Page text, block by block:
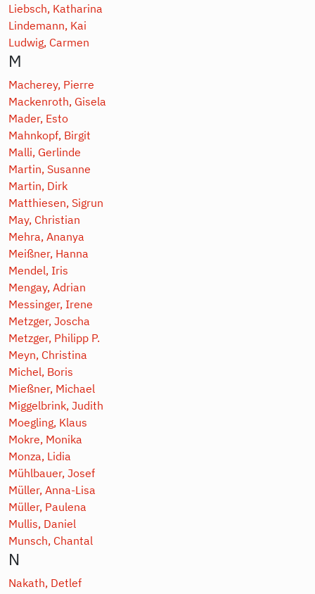
Liebsch, Katharina
Lindemann, Kai
Ludwig, Carmen
M
Macherey, Pierre
Mackenroth, Gisela
Mader, Esto
Mahnkopf, Birgit
Malli, Gerlinde
Martin, Susanne
Martin, Dirk
Matthiesen, Sigrun
May, Christian
Mehra, Ananya
Meißner, Hanna
Mendel, Iris
Mengay, Adrian
Messinger, Irene
Metzger, Joscha
Metzger, Philipp P.
Meyn, Christina
Michel, Boris
Mießner, Michael
Miggelbrink, Judith
Moegling, Klaus
Mokre, Monika
Monza, Lidia
Mühlbauer, Josef
Müller, Anna-Lisa
Müller, Paulena
Mullis, Daniel
Munsch, Chantal
N
Nakath, Detlef